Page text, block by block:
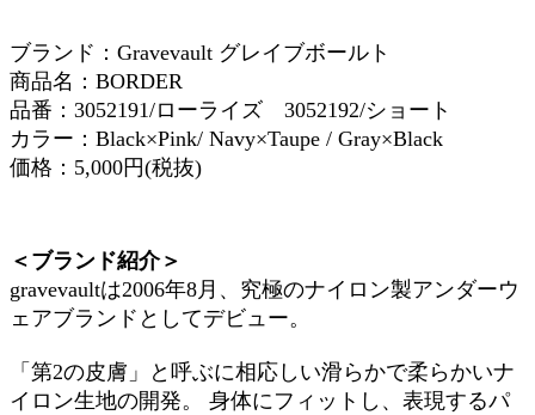
ブランド：Gravevault グレイブボールト
商品名：BORDER
品番：3052191/ローライズ 3052192/ショート
カラー：Black×Pink/ Navy×Taupe / Gray×Black
価格：5,000円(税抜)
＜ブランド紹介＞
gravevaultは2006年8月、究極のナイロン製アンダーウ
ェアブランドとしてデビュー。
「第2の皮膚」と呼ぶに相応しい滑らかで柔らかいナ
イロン生地の開発。 身体にフィットし、表現するパ